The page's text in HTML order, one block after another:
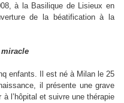
à la Basilique de Lisieux en
de la béatification à la
miracle
enfants. Il est né à Milan le 25
il présente une grave
l’hôpital et suivre une thérapie